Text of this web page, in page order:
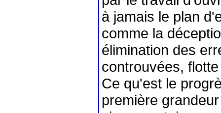
à jamais le plan
comme la
élimination des
controuvées,
Ce qu'est le
première